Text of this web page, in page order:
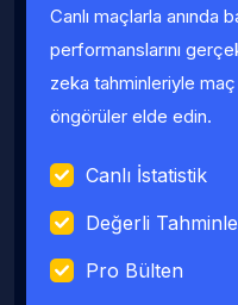
Fauller Ortalama
Canlı maçlarla anında
performanslarını
zeka tahminleriyle
öngörüler elde edin.
Canlı İstatistik
Değerli
Pro Bülten